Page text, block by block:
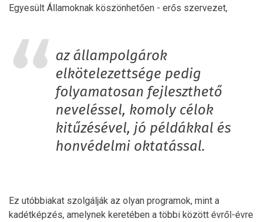
Egyesült Államoknak köszönhetően - erős szervezet,
az állampolgárok
elkötelezettsége pedig
folyamatosan fejleszthető
neveléssel, komoly célok
kitűzésével, jó példákkal és
honvédelmi oktatással.
Ez utóbbiakat szolgálják az olyan programok, mint a
kadétképzés, amelynek keretében a többi között évről-évre